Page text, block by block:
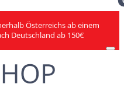
Österreichs ab einem
Deutschland ab 150€